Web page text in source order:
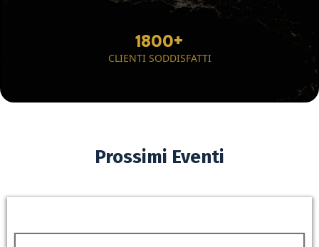
1800+
CLIENTI SODDISFATTI
Prossimi Eventi